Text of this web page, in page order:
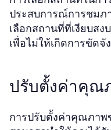
ประสบการณ์การชมภ
เลือกสถานที่ที่เงียบส
เพื่อไม่ให้เกิดการขัดจั
ปรับตั้งค่าคุณ
การปรับตั้งค่าคุณภาพ